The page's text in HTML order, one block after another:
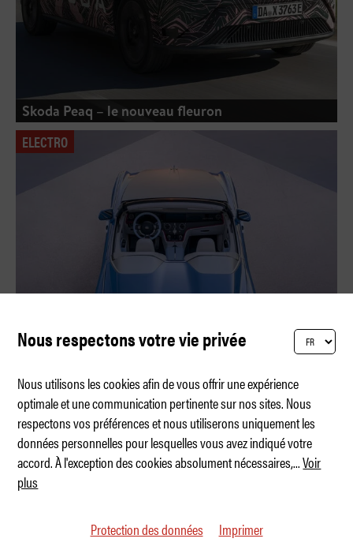
Skoda Peaq – le nouveau fleuron
ELECTRO
The Rolls-Royce Project Nightingale
Nous respectons votre vie privée
Nous utilisons les cookies afin de vous offrir une expérience
optimale et une communication pertinente sur nos sites. Nous
respectons vos préférences et nous utiliserons uniquement les
données personnelles pour lesquelles vous avez indiqué votre
accord. À l'exception des cookies absolument nécessaires,...Voir
plus
Protection des données Imprimer